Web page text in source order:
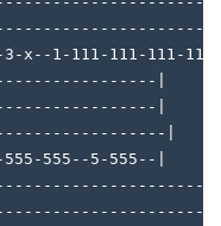
3-x--1-111-111-111-
|
|
|
555--5-555--|